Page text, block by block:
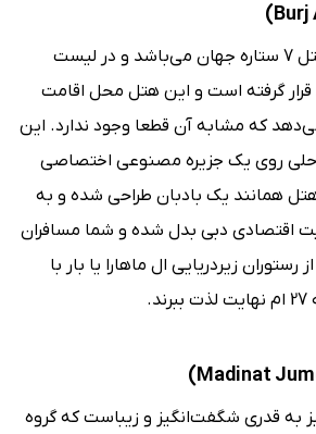
هتل برج العرب تنها هتل 7 ستاره جهان می‌باشد و در لیست
گرفته است و این هتل محل اقامت
که مشابه آن قطعا وجود ندارد. این
روی یک جزیره مصنوعی اختصاصی
‌هتل همانند یک بادبان طراحی شده و به
اقتصادی دبی بدل شده و شما مسافران
رستوران زیردریایی ال‌ ماهارا یا بار با
به قدری شگفت‌انگیز و زیباست که گروه